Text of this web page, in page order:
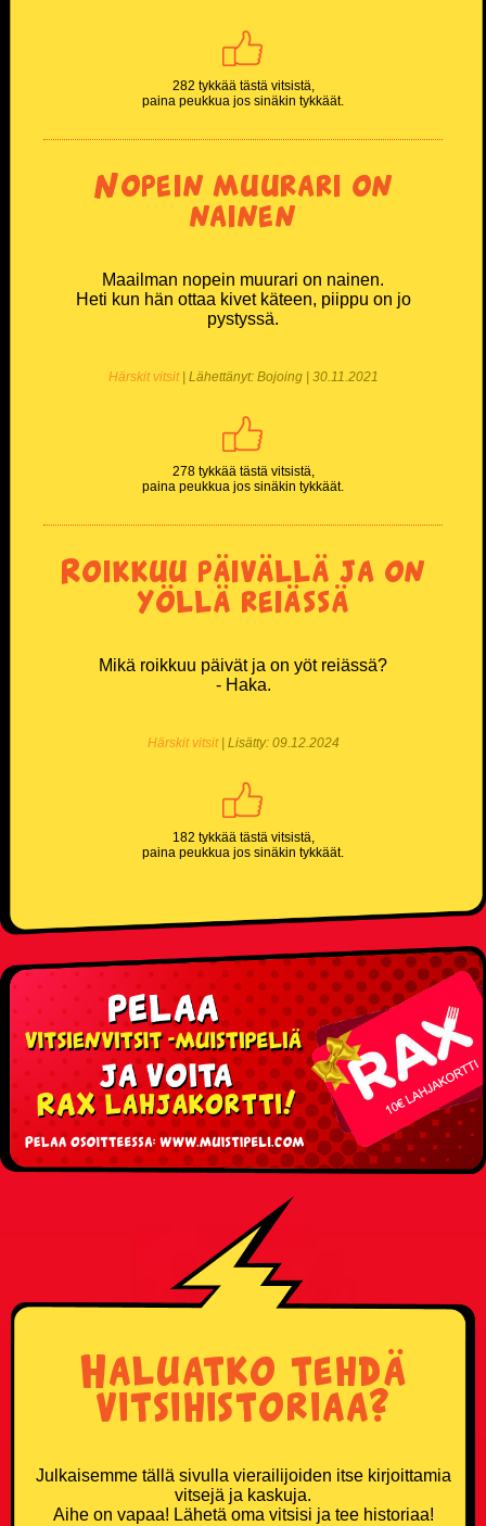
282 tykkää tästä vitsistä,
paina peukkua jos sinäkin tykkäät.
Nopein muurari on
nainen
Maailman nopein muurari on nainen.
Heti kun hän ottaa kivet käteen, piippu on jo
pystyssä.
Härskit vitsit| Lähettänyt: Bojoing | 30.11.2021
278 tykkää tästä vitsistä,
paina peukkua jos sinäkin tykkäät.
Roikkuu päivällä ja on
yöllä reiässä
Mikä roikkuu päivät ja on yöt reiässä?
- Haka.
Härskit vitsit| Lisätty: 09.12.2024
182 tykkää tästä vitsistä,
paina peukkua jos sinäkin tykkäät.
Haluatko tehdä
vitsihistoriaa?
Julkaisemme tällä sivulla vierailijoiden itse kirjoittamia
vitsejä ja kaskuja.
Aihe on vapaa! Lähetä oma vitsisi ja tee historiaa!